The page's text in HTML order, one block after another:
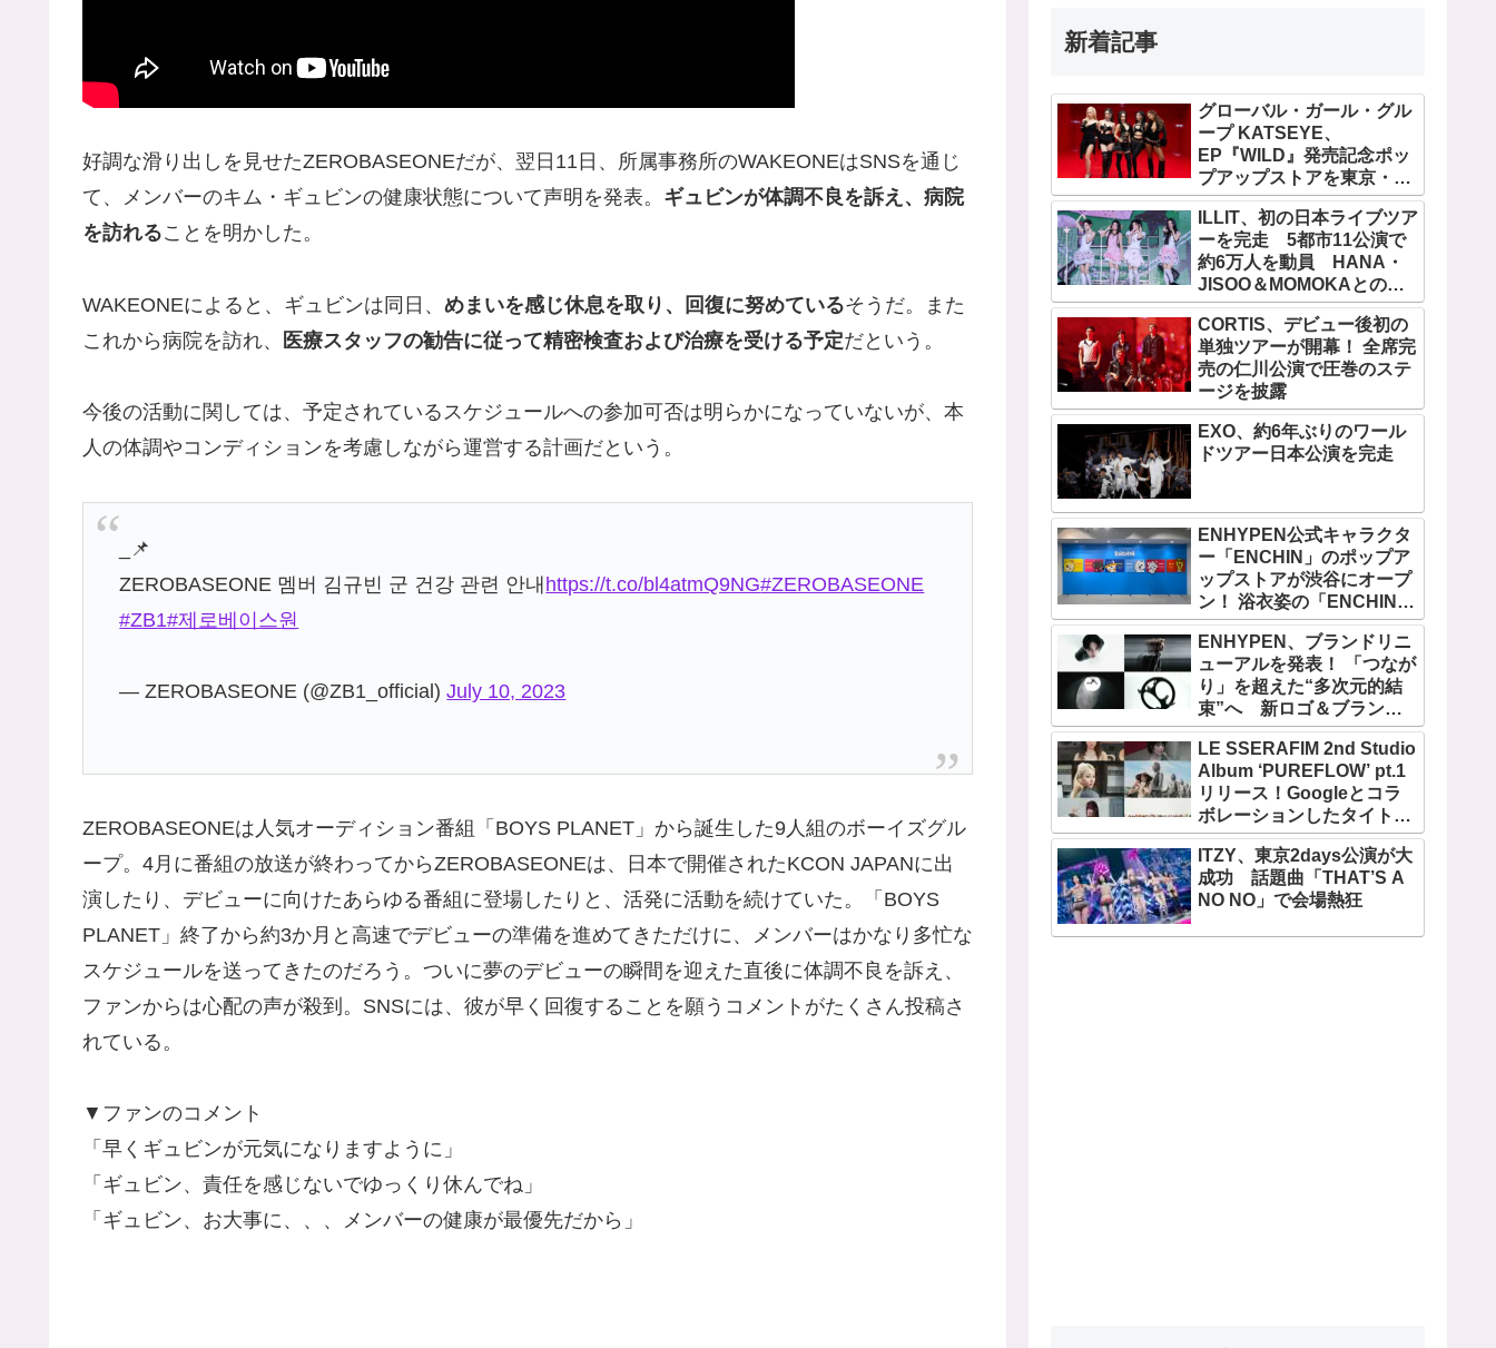
好調な滑り出しを見せたZEROBASEONEだが、翌日11日、所属事務所のWAKEONEはSNSを通じ
て、メンバーのキム・ギュビンの健康状態について声明を発表。 ギュビンが体調不良を訴え、病院
を訪れることを明かした。
WAKEONEによると、ギュビンは同日、 めまいを感じ休息を取り、回復に努めているそうだ。また
これから病院を訪れ、
医療スタッフの勧告に従って精密検査および治療を受ける予定だという。
今後の活動に関しては、予定されているスケジュールへの参加可否は明らかになっていないが、本
人の体調やコンディションを考慮しながら運営する計画だという。
_📌
ZEROBASEONE 멤버 김규빈 군 건강 관련 안내https://t.co/bl4atmQ9NG#ZEROBASEONE
#ZB1#제로베이스원
— ZEROBASEONE (@ZB1_official)July 10, 2023
ZEROBASEONEは人気オーディション番組「BOYS PLANET」から誕生した9人組のボーイズグル
ープ。4月に番組の放送が終わってからZEROBASEONEは、日本で開催されたKCON JAPANに出
演したり、デビューに向けたあらゆる番組に登場したりと、活発に活動を続けていた。「BOYS
PLANET」終了から約3か月と高速でデビューの準備を進めてきただけに、メンバーはかなり多忙な
スケジュールを送ってきたのだろう。ついに夢のデビューの瞬間を迎えた直後に体調不良を訴え、
ファンからは心配の声が殺到。SNSには、彼が早く回復することを願うコメントがたくさん投稿さ
れている。
▼ファンのコメント
「早くギュビンが元気になりますように」
「ギュビン、責任を感じないでゆっくり休んでね」
「ギュビン、お大事に、、、メンバーの健康が最優先だから」
新着記事
グローバル・ガール・グル
ープ KATSEYE、
EP『WILD』発売記念ポッ
プアップストアを東京・原
宿で開催 限定グッズも登
場ILLIT、初の日本ライブツア
ーを完走 5都市11公演で
約6万人を動員 HANA・
JISOO＆MOMOKAとのス
ペシャルコラボも実現
CORTIS、デビュー後初の
単独ツアーが開幕！ 全席完
売の仁川公演で圧巻のステ
ージを披露
EXO、約6年ぶりのワール
ドツアー日本公演を完走
ENHYPEN公式キャラクタ
ー「ENCHIN」のポップア
ップストアが渋谷にオープ
ン！ 浴衣姿の「ENCHIN」
が登場
ENHYPEN、ブランドリニ
ューアルを発表！ 「つなが
り」を超えた“多次元的結
束”へ 新ロゴ＆ブランド
フィルム公開
LE SSERAFIM 2nd Studio
Album ‘PUREFLOW’ pt.1
リリース！Googleとコラ
ボレーションしたタイトル
曲「BOOMPALA」MVも公
開
ITZY、東京2days公演が大
成功 話題曲「THAT’S A
NO NO」で会場熱狂